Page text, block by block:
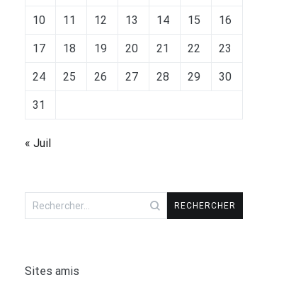
10 11 12 13 14 15 16
17 18 19 20 21 22 23
24 25 26 27 28 29 30
31
« Juil
Rechercher :
Sites amis